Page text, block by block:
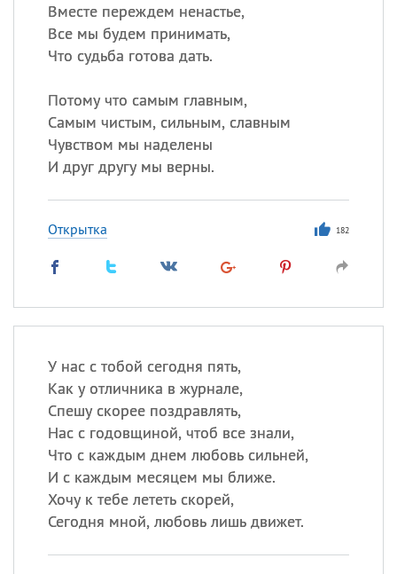
Вместе переждем ненастье,
Все мы будем принимать,
Что судьба готова дать.
Потому что самым главным,
Самым чистым, сильным, славным
Чувством мы наделены
И друг другу мы верны.
Открытка 182
У нас с тобой сегодня пять,
Как у отличника в журнале,
Спешу скорее поздравлять,
Нас с годовщиной, чтоб все знали,
Что с каждым днем любовь сильней,
И с каждым месяцем мы ближе.
Хочу к тебе лететь скорей,
Сегодня мной, любовь лишь движет.